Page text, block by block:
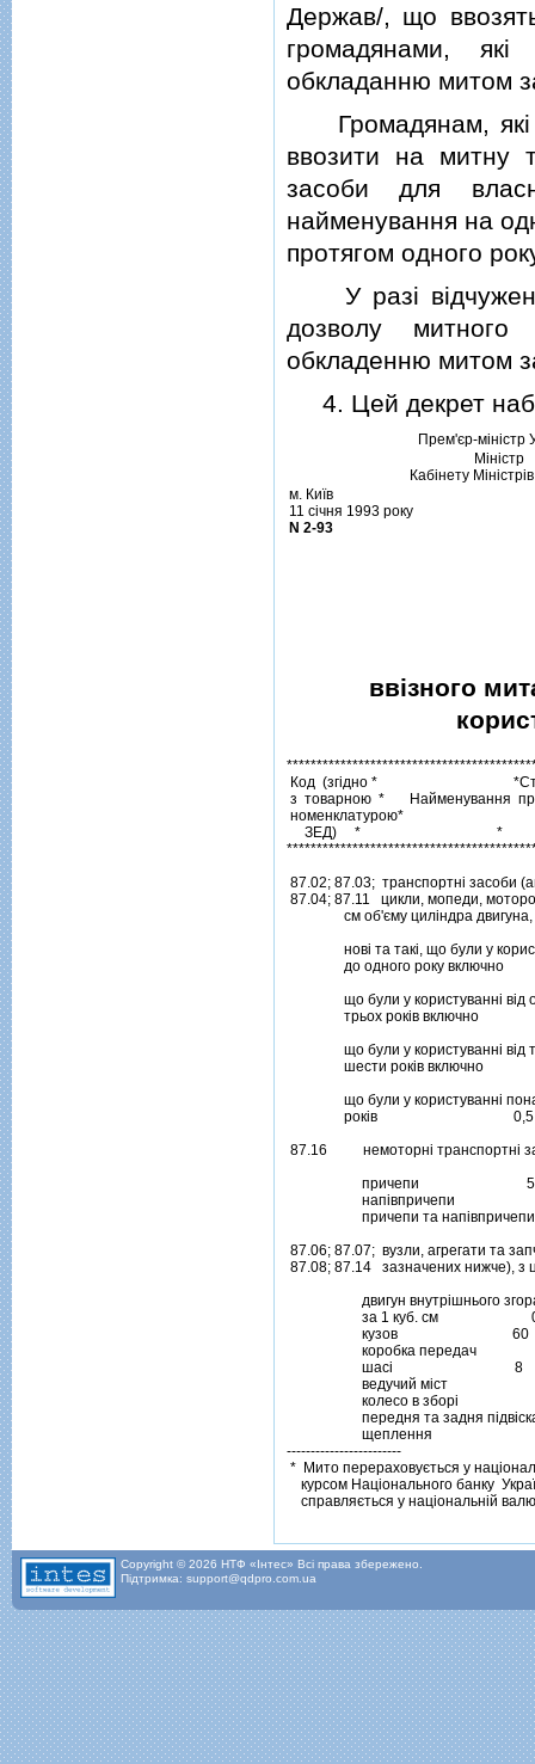
Держав/, що
громадянами, якi
обкладанню митом
Громадянам, якi
ввозити на митну
засоби для
найменування на
протягом одного
У разi вiдчуження
дозволу митного
обкладенню митом
4. Цей декрет
Прем'єр-мiнiстр
Мiнiстр
Кабiнету Мiнiстрiв
м. Київ
11 сiчня 1993 року
N 2-93
ввiзного
Код  (згiдно *
з  товарною  *       Найменування
номенклатурою*
     ЗЕД)     *                                      *
87.02; 87.03;  транспортнi засоби
87.04; 87.11   цикли, мопеди,
см об'єму цилiндра
новi та такi, що були у
до одного року включно
що були у користуваннi
трьох рокiв включно
що були у користуваннi
шести рокiв включно
що були у користуваннi
                рокiв                                      0,5
87.16          немоторнi транспортнi
причепи
напiвпричепи
причепи та
87.06; 87.07;  вузли, агрегати та
87.08; 87.14   зазначених нижче), з
двигун внутрiшнього
за 1 куб. см
                     кузов                                60
коробка передач
                     шасi                                  8
ведучий мiст
колесо в зборi
передня та задня пiдвiска
щеплення
------------------------
*  Мито перераховується у
курсом Нацiонального банку
справляється у нацiональнiй
Copyright © 2026 НТФ «Інтес» Всі права збережено.
Підтримка: support@qdpro.com.ua